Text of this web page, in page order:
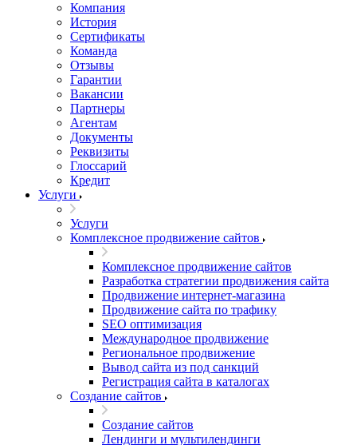
Компания
История
Сертификаты
Команда
Отзывы
Гарантии
Вакансии
Партнеры
Агентам
Документы
Реквизиты
Глоссарий
Кредит
Услуги
Услуги
Комплексное продвижение сайтов
Комплексное продвижение сайтов
Разработка стратегии продвижения сайта
Продвижение интернет-магазина
Продвижение сайта по трафику
SEO оптимизация
Международное продвижение
Региональное продвижение
Вывод сайта из под санкций
Регистрация сайта в каталогах
Создание сайтов
Создание сайтов
Лендинги и мультилендинги